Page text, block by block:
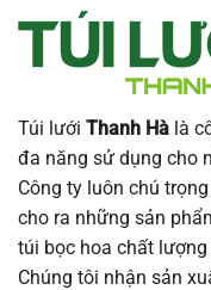
Túi lưới Thanh Hà là
đa năng sử dụng cho
Công ty luôn chú
cho ra những sản
túi bọc hoa chất lượng
Chúng tôi nhận sản